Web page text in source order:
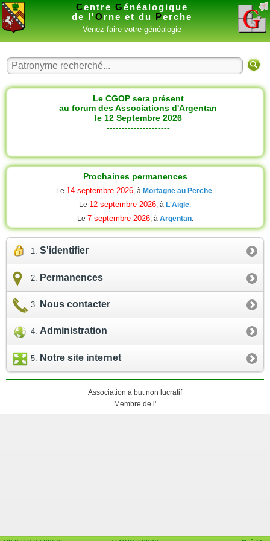
Centre Généalogique
de l'O rne et du Perche
Venez faire votre généalogie
Le CGOP sera présent
au forum des Associations d'Argentan
le 12 Septembre 2026
---------------------
Prochaines permanences
Le 14 septembre 2026, à Mortagne au Perche.
Le 12 septembre 2026, à L'Aigle.
Le 7 septembre 2026, à Argentan.
S'identifier
Permanences
Nous contacter
Administration
Notre site internet
Association à but non lucratif
Membre de l'